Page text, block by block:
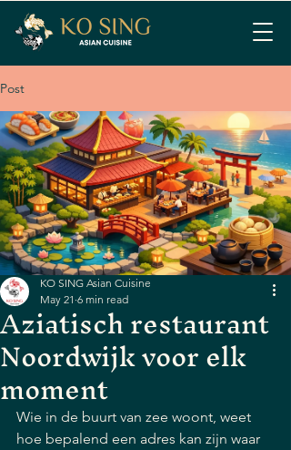
Post
Aziatisch restaurant
Noordwijk voor elk
moment
KO SING Asian Cuisine
May 21 6 min read
Wie in de buurt van zee woont, weet
hoe bepalend een adres kan zijn waar